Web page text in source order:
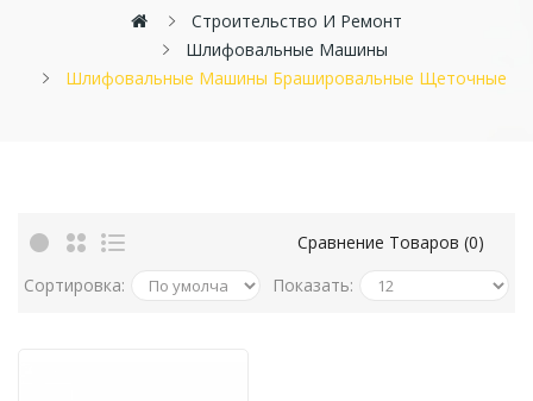
Строительство И Ремонт
Шлифовальные Машины
Шлифовальные Машины Брашировальные Щеточные
Сравнение Товаров (0)
Сортировка:
Показать: